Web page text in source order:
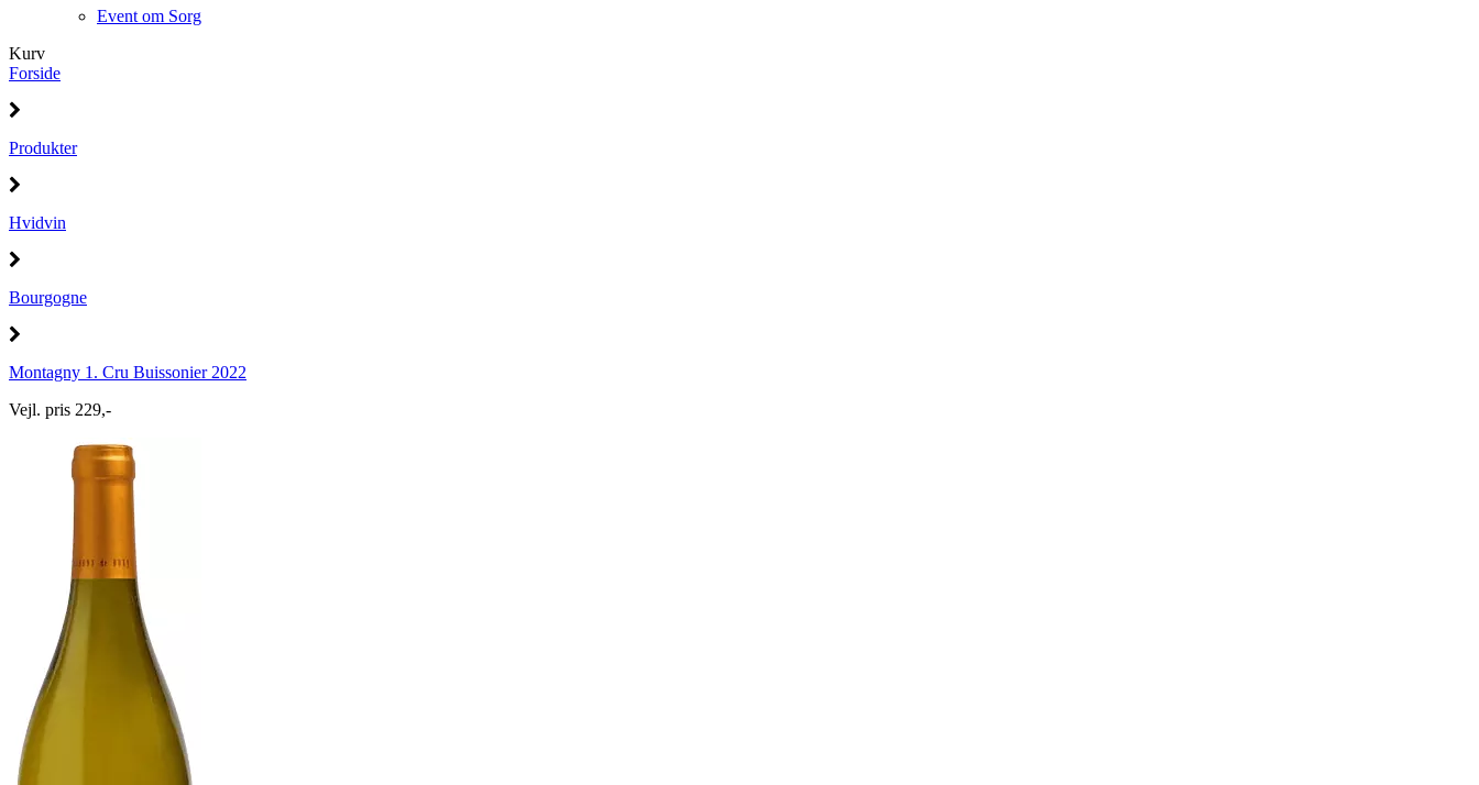
Event om Sorg
Kurv
Forside
Produkter
Hvidvin
Bourgogne
Montagny 1. Cru Buissonier 2022
Vejl. pris 229,-